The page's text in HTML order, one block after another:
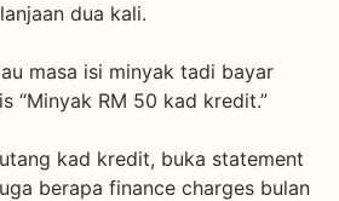
dua kali.
masa isi minyak tadi bayar
“Minyak RM 50 kad kredit.”
kad kredit, buka statement
berapa finance charges bulan